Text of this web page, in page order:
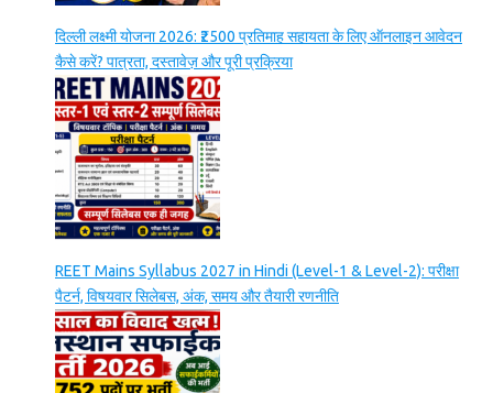
दिल्ली लक्ष्मी योजना 2026: ₹2500 प्रतिमाह सहायता के लिए ऑनलाइन आवेदन
कैसे करें? पात्रता, दस्तावेज़ और पूरी प्रक्रिया
REET Mains Syllabus 2027 in Hindi (Level-1 & Level-2): परीक्षा
पैटर्न, विषयवार सिलेबस, अंक, समय और तैयारी रणनीति